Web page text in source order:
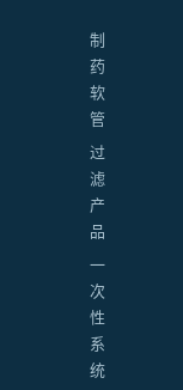
制
药
软
管
过
滤
产
品
一
次
性
系
统